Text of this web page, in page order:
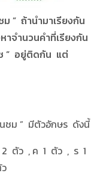
” ถ้านำมาเรียงกัน
าจำนวนคำที่เรียงกัน
” อยู่ติดกัน แต่
มีตัวอักษร ดังนี้
ค 1 ตัว , ร 1